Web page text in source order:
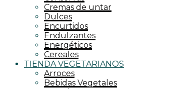
Cremas de untar
Dulces
Encurtidos
Endulzantes
Energéticos
Cereales
TIENDA VEGETARIANOS
Arroces
Bebidas Vegetales